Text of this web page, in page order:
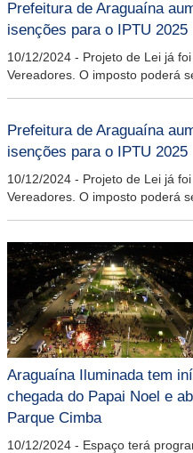
Prefeitura de Araguaína
isenções para o IPTU 2025
10/12/2024 - Projeto de Lei já
Vereadores. O imposto poderá
Prefeitura de Araguaína
isenções para o IPTU 2025
10/12/2024 - Projeto de Lei já
Vereadores. O imposto poderá
Araguaína Iluminada tem
chegada do Papai Noel e
Parque Cimba
10/12/2024 - Espaço terá